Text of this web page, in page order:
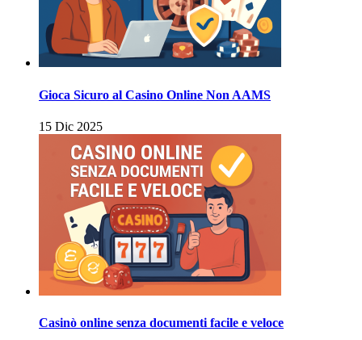
Gioca Sicuro al Casino Online Non AAMS
15 Dic 2025
Casinò online senza documenti facile e veloce